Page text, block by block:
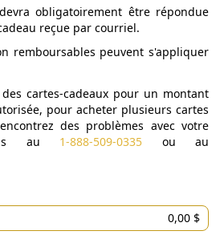
obligatoirement être répondue
reçue par courriel.
remboursables peuvent s'appliquer
cartes-cadeaux pour un montant
pour acheter plusieurs cartes
des problèmes avec votre
au 1-888-509-0335 ou au